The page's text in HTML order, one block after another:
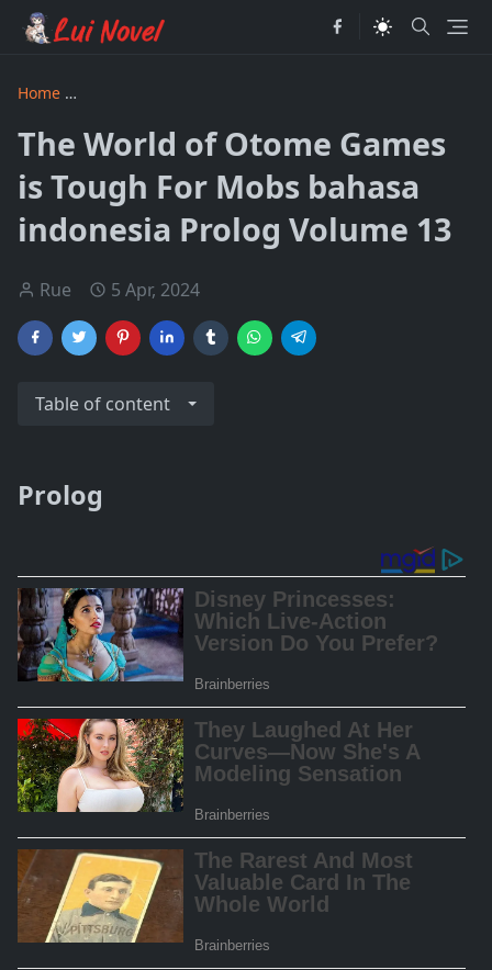
Home
The World of Otome Games
is Tough For Mobs bahasa
indonesia Prolog Volume 13
Rue 5 Apr, 2024
Table of content
Prolog